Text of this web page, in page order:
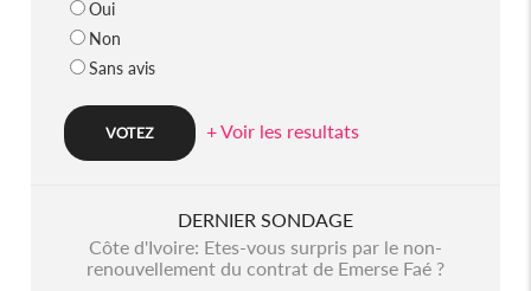
Oui
Non
Sans avis
+ Voir les resultats
DERNIER SONDAGE
Côte d'Ivoire: Etes-vous surpris par le non-
renouvellement du contrat de Emerse Faé ?